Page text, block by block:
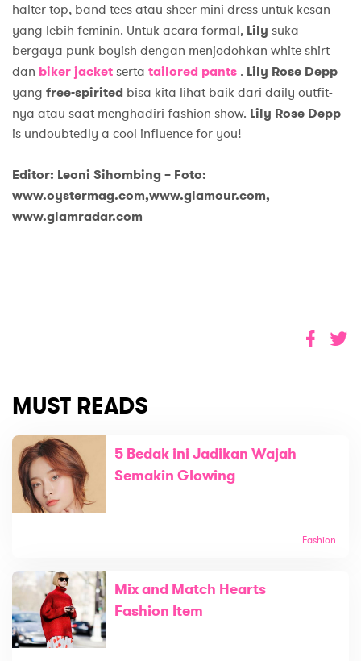
halter top, band tees atau sheer mini dress untuk kesan
yang lebih feminin. Untuk acara formal, Lily suka
bergaya punk boyish dengan menjodohkan white shirt
dan biker jacketserta tailored pants . Lily Rose Depp
yang free-spirited bisa kita lihat baik dari daily outfit-
nya atau saat menghadiri fashion show. Lily Rose Depp
is undoubtedly a cool influence for you!
Editor: Leoni Sihombing – Foto:
www.oystermag.com,www.glamour.com,
www.glamradar.com
MUST READS
5 Bedak ini Jadikan Wajah
Semakin Glowing
Fashion
Mix and Match Hearts
Fashion Item